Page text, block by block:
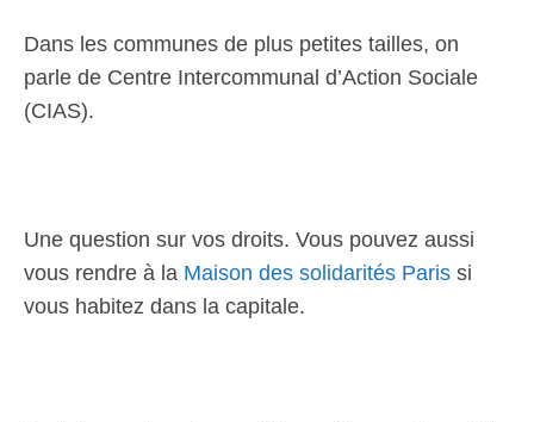
Dans les communes de plus petites tailles, on
parle de Centre Intercommunal d’Action Sociale
(CIAS).
Une question sur vos droits. Vous pouvez aussi
vous rendre à la Maison des solidarités Paris si
vous habitez dans la capitale.